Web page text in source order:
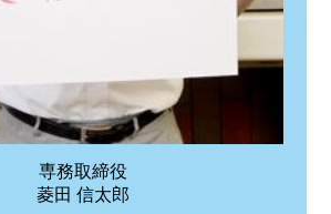
専務取締役
菱田 信太郎